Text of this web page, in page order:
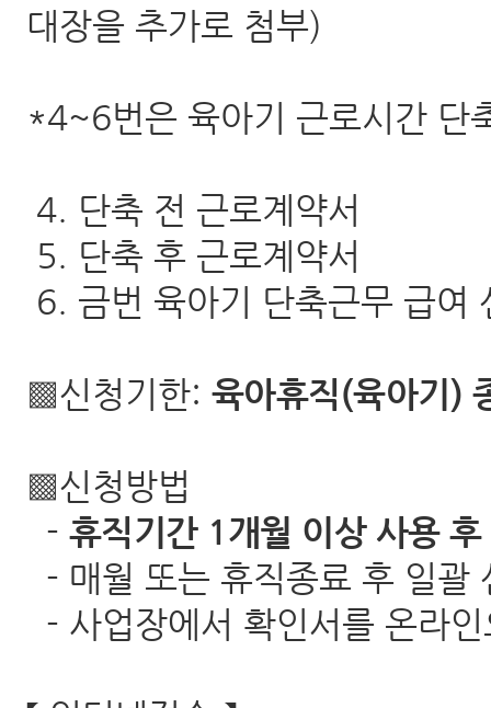
대장을 추가로 첨부)
*4~6번은 육아기 근로시간 단
4. 단축 전 근로계약서
5. 단축 후 근로계약서
6. 금번 육아기 단축근무 급여
▩신청기한: 육아휴직(육아기)
▩신청방법
- 휴직기간 1개월 이상 사용
- 매월 또는 휴직종료 후 일괄
- 사업장에서 확인서를 온라